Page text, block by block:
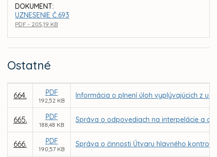
DOKUMENT:
UZNESENIE Č.693
PDF - 205,19 KB
Ostatné
664. PDF
192,52 KB
Informácia o plnení úloh vyplývajúcich z
665. PDF
188,48 KB
Správa o odpovediach na interpelácie a
666. PDF
190,57 KB
Správa o činnosti Útvaru hlavného